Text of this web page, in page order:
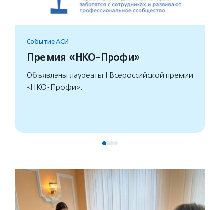
Событие АСИ
Премия «НКО-Профи»
Объявлены лауреаты I Всероссийской премии
«НКО-Профи».